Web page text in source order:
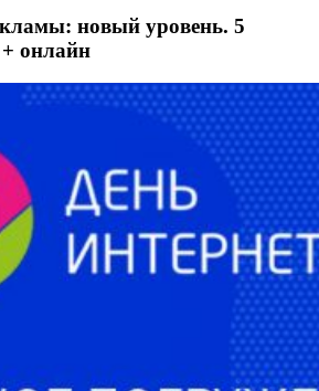
новый уровень. 5
онлайн